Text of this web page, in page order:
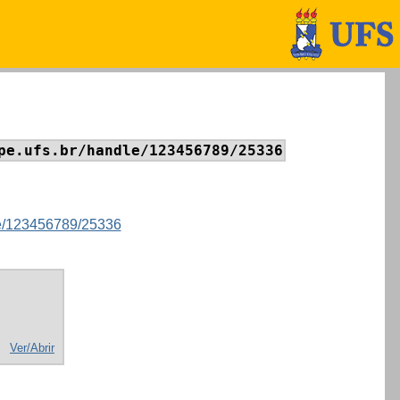
handle/123456789/25336
123456789/25336
Ver/Abrir